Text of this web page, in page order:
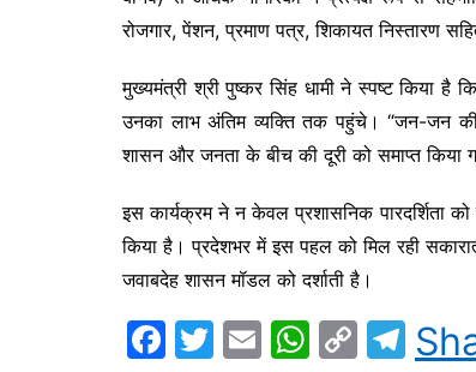
रोजगार, पेंशन, प्रमाण पत्र, शिकायत निस्तारण
मुख्यमंत्री श्री पुष्कर सिंह धामी ने स्पष्ट किया है
उनका लाभ अंतिम व्यक्ति तक पहुंचे। “जन-जन
शासन और जनता के बीच की दूरी को समाप्त किया
इस कार्यक्रम ने न केवल प्रशासनिक पारदर्शिता
किया है। प्रदेशभर में इस पहल को मिल रही
जवाबदेह शासन मॉडल को दर्शाती है।
F
T
E
W C
T